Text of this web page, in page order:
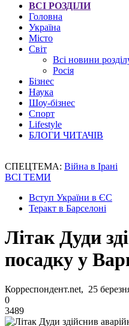
ВСІ РОЗДІЛИ
Головна
Україна
Місто
Світ
Всі новини
Росія
Бізнес
Наука
Шоу-бізнес
Спорт
Lifestyle
БЛОГИ ЧИТАЧІВ
СПЕЦТЕМА: Війна в Ірані
ВСІ ТЕМИ
Вступ України в ЄС
Теракт в Барселоні
Літак Дуди
посадку у
Корреспондент.net, 25
0
3489